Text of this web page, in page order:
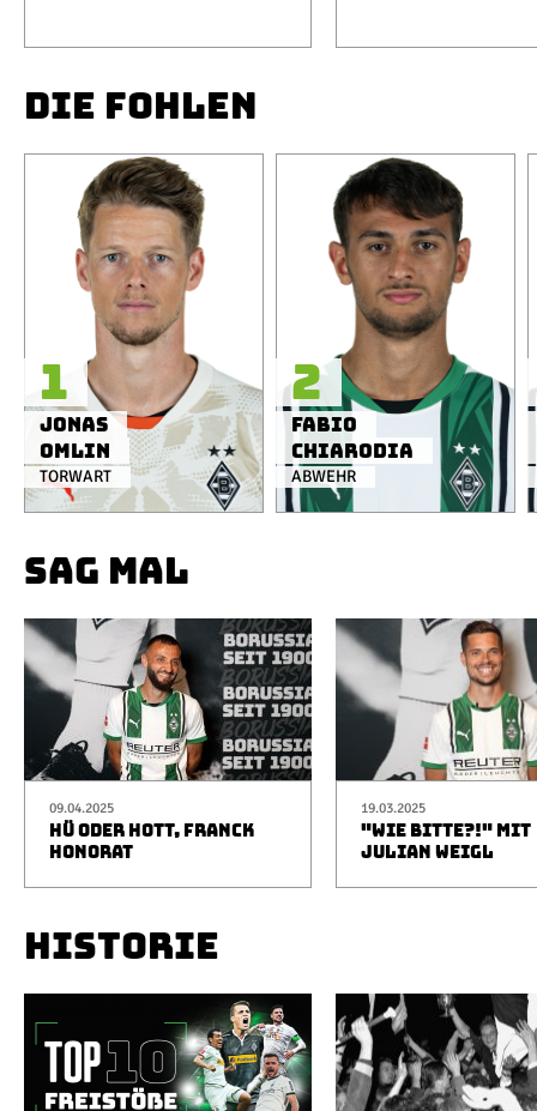
DIE FOHLEN
TORWART
Jonas
Omlin
1
ABWEHR
Fabio
Chiarodia
2
SAG MAL
09.04.2025
HÜ ODER HOTT, FRANCK
HONORAT
19.03.2025
"WIE BITTE?!" MIT
JULIAN WEIGL
HISTORIE